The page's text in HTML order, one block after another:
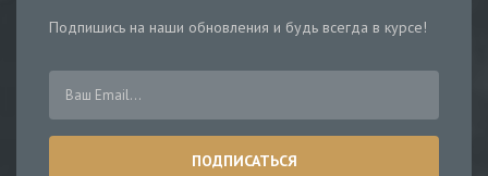
Подпишись на наши обновления и будь всегда в курсе!